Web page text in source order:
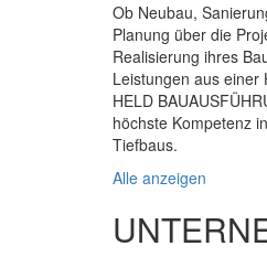
Ob Neubau,
Planung über die
Realisierung ihres
Leistungen aus einer
HELD
höchste Kompetenz
Tiefbaus.
Alle anzeigen